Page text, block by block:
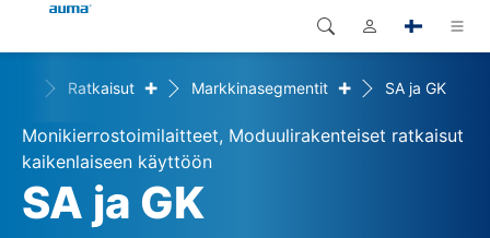
Tuotteet
Ratkaisut
Dokumentit
Global
Eurooppa
Aasia ja Tyynen valtameren
Haku
Ratkaisut + Markkinasegmentit + SA ja GK
Monikierrostoimilaitteet, Moduulirakenteiset ratkaisut
kaikenlaiseen käyttöön
SA ja GK